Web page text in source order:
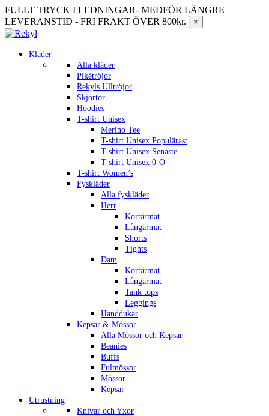
FULLT TRYCK I LEDNINGAR- MEDFÖR LÄNGRE
LEVERANSTID - FRI FRAKT ÖVER 800kr.
×
Kläder
Alla kläder
Pikétröjor
Rekyls Ulltröjor
Skjortor
Hoodies
T-shirt Unisex
Merino Tee
T-shirt Unisex Populärast
T-shirt Unisex Senaste
T-shirt Unisex 0-Ö
T-shirt Women’s
Fyskläder
Alla fyskläder
Herr
Kortärmat
Långärmat
Shorts
Tights
Dam
Kortärmat
Långärmat
Tank tops
Leggings
Handdukar
Kepsar & Mössor
Alla Mössor och Kepsar
Beanies
Buffs
Fulmössor
Mössor
Kepsar
Utrustning
Knivar och Yxor